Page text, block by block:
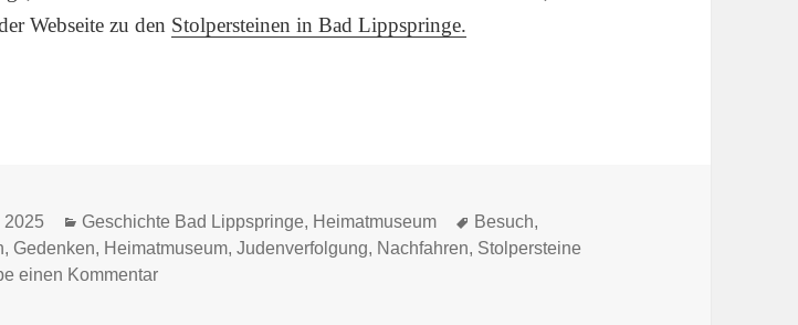
Webseite zu den Stolpersteinen in Bad Lippspringe.
2025 Kategorien
Geschichte Bad Lippspringe, Heimatmuseum Schlagwörter
Besuch,
, Gedenken, Heimatmuseum,Judenverfolgung, Nachfahren, Stolpersteine
einen Kommentarzu Besuch im Heimatmuseum